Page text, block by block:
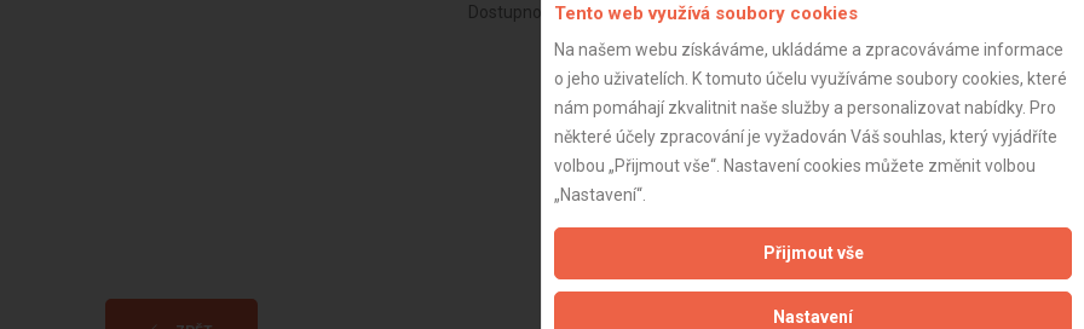
Dostupnost:Tento web využívá soubory cookies
Na našem webu získáváme, ukládáme a zpracováváme informace
o jeho uživatelích. K tomuto účelu využíváme soubory cookies, které
nám pomáhají zkvalitnit naše služby a personalizovat nabídky. Pro
některé účely zpracování je vyžadován Váš souhlas, který vyjádříte
volbou „Přijmout vše“. Nastavení cookies můžete změnit volbou
„Nastavení“.
Přijmout vše
Nastavení